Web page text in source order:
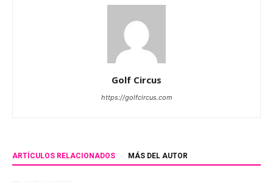
Golf Circus
https://golfcircus.com
ARTÍCULOS RELACIONADOS MÁS DEL AUTOR